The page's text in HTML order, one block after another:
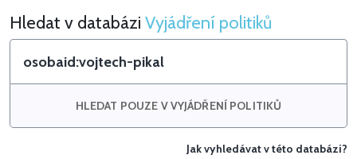
Hledat v Vyjádření politiků
Hledat v databázi Vyjádření politiků
HLEDAT POUZE V VYJÁDŘENÍ POLITIKŮ
Jak vyhledávat v této databázi?